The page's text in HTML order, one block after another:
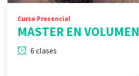
Curso Presencial
MASTER EN VOLUMEN
6 clases